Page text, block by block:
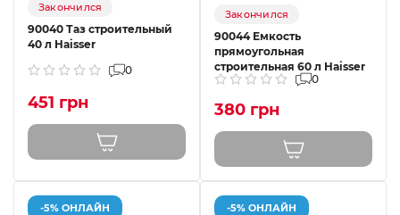
Закончился
90040 Таз строительный
40 л Haisser
0
451 грн
Закончился
90044 Емкость
прямоугольная
строительная 60 л Haisser
0
380 грн
-5% ОНЛАЙН -5% ОНЛАЙН